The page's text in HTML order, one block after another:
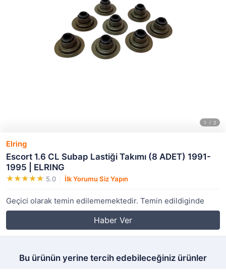
Elring
Escort 1.6 CL Subap Lastiği Takımı (8 ADET) 1991-
1995 | ELRING
5.0 İlk Yorumu Siz Yapın
Geçici olarak temin edilememektedir. Temin edildiginde
Haber Ver
Bu ürünün yerine tercih edebileceğiniz ürünler